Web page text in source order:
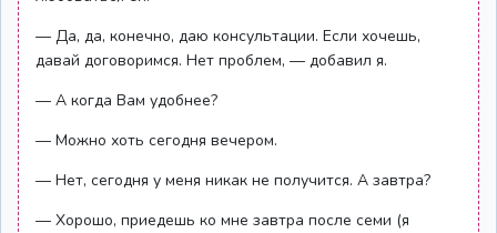
— Да, да, конечно, даю консультации. Если хочешь,
давай договоримся. Нет проблем, — добавил я.
— А когда Вам удобнее?
— Можно хоть сегодня вечером.
— Нет, сегодня у меня никак не получится. А завтра?
— Хорошо, приедешь ко мне завтра после семи (я